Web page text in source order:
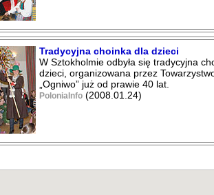
Tradycyjna choinka dla dzieci
W Sztokholmie odbyła się tradycyjna
dzieci, organizowana przez
„Ogniwo” już od prawie 40 lat.
PoloniaInfo (2008.01.24)